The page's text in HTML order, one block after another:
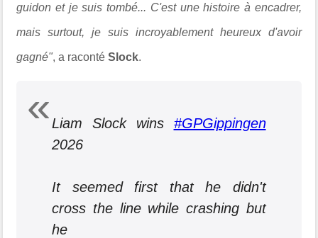
guidon et je suis tombé... C'est une histoire à encadrer,
mais surtout, je suis incroyablement heureux d'avoir
gagné", a racontéSlock.
Liam Slock wins #GPGippingen
2026
It seemed first that he didn't
cross the line while crashing but
he